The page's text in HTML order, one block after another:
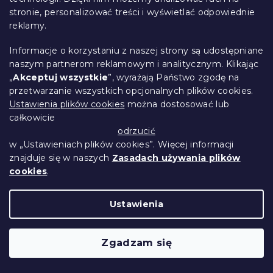
stronie, personalizować treści i wyświetlać odpowiednie
reklamy.
Informacje o korzystaniu z naszej strony są udostępniane
naszym partnerom reklamowym i analitycznym. Klikając
„Akceptuj wszystkie”, wyrażają Państwo zgodę na
przetwarzanie wszystkich opcjonalnych plików cookies.
Ustawienia plików cookies można dostosować lub
całkowicie
odrzucić
w „Ustawieniach plików cookies”. Więcej informacji
znajduje się w naszych Zasadach używania plików
cookies.
Ustawienia
Zgadzam się
Nieprzemakalny ochraniacz na materac
frotte GUARD 70 x 140 cm
W magazynie(>10 szt)